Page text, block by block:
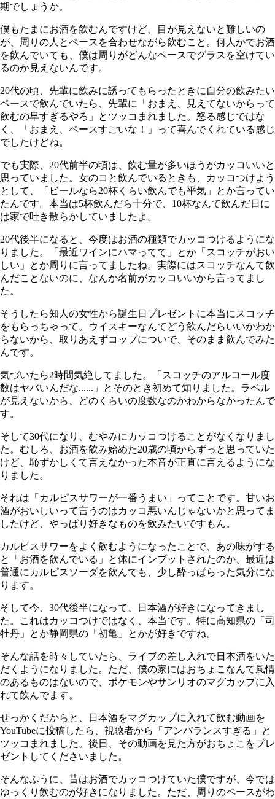
期でしょうか。
僕もたまにお酒を飲むんですけど、目が見えないと難しいの
が、周りの人とペースを合わせながら飲むこと。何人かでお酒
を飲んでいても、僕は周りがどんなペースでグラスを空けてい
るのか見えないんです。
20代の頃、先輩に飲みに誘ってもらったときに自分の飲みたい
ペースで飲んでいたら、先輩に「おまえ、見えてないからって
飲むの早すぎるやろ」とツッコまれました。怒る感じではな
く、「おまえ、ペースすごいな！」って喜んでくれている感じ
でしたけどね。
でも実際、 20代前半の頃は、飲む量が多いほうがカッコいいと
思っていました。女のコと飲んでいるときも、カッコつけよう
として、「ビールなら20杯くらい飲んでも平気」とか言ってい
たんです。本当は5杯飲んだら十分で、 10杯なんて飲んだ日に
は家で吐き散らかしていましたよ。
20代後半になると、今度はお酒の種類でカッコつけるようにな
りました。「最近ワインにハマってて」とか「スコッチがおい
しい」とか周りに言ってましたね。実際にはスコッチなんて飲
んだことないのに、なんか名前がカッコいいから言ってまし
た。
そうしたら知人の女性から誕生日プレゼントに本当にスコッチ
をもらっちゃって。ウイスキーなんてどう飲んだらいいかわか
らないから、取りあえずコップについで、そのまま飲んでみた
んです。
気づいたら2時間気絶してました。「スコッチのアルコール度
数はヤバいんだな...... 」とそのとき初めて知りました。ラベル
が見えないから、どのくらいの度数なのかわからなかったんで
す。
そして30代になり、むやみにカッコつけることがなくなりまし
た。むしろ、お酒を飲み始めた20歳の頃からずっと思っていた
けど、恥ずかしくて言えなかった本音が正直に言えるようにな
りました。
それは「カルピスサワーが一番うまい」ってことです。甘いお
酒がおいしいって言うのはカッコ悪いんじゃないかと思ってま
したけど、やっぱり好きなものを飲みたいですもん。
カルピスサワーをよく飲むようになったことで、あの味がする
と「お酒を飲んでいる」と体にインプットされたのか、最近は
普通にカルピスソーダを飲んでも、少し酔っぱらった気分にな
ります。
そして今、 30代後半になって、日本酒が好きになってきまし
た。これはカッコつけではなく、本当です。特に高知県の「司
牡丹」とか静岡県の「初亀」とかが好きですね。
そんな話を時々していたら、ライブの差し入れで日本酒をいた
だくようになりました。ただ、僕の家にはおちょこなんて風情
のあるものはないので、ポケモンやサンリオのマグカップに入
れて飲んでます。
せっかくだからと、日本酒をマグカップに入れて飲む動画を
YouTubeに投稿したら、視聴者から「アンバランスすぎる」と
ツッコまれました。後日、その動画を見た方がおちょこをプレ
ゼントしてくださいました。
そんなふうに、昔はお酒でカッコつけていた僕ですが、今では
ゆっくり飲むのが好きになりました。ただ、周りのペースがわ